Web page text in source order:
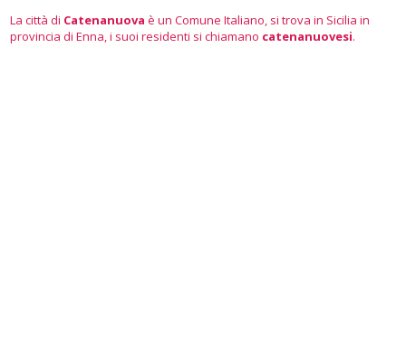
La città di Catenanuova è un Comune Italiano, si trova in Sicilia in
provincia di Enna, i suoi residenti si chiamano catenanuovesi.